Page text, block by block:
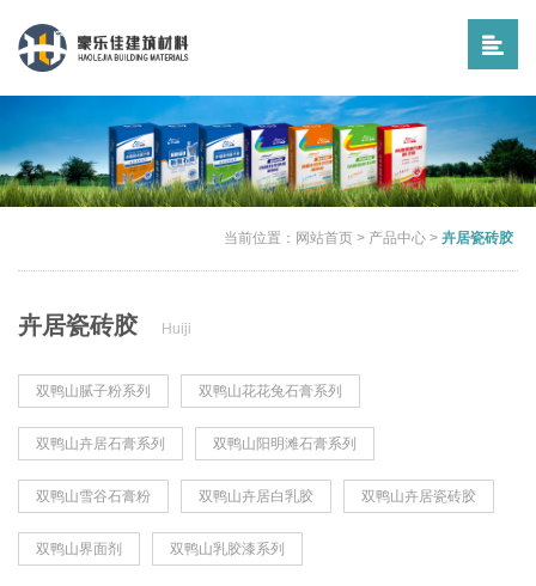
当前位置： 网站首页 > 产品中心 > 卉居瓷砖胶
卉居瓷砖胶 Huiji
双鸭山腻子粉系列 双鸭山花花兔石膏系列
双鸭山卉居石膏系列 双鸭山阳明滩石膏系列
双鸭山雪谷石膏粉 双鸭山卉居白乳胶 双鸭山卉居瓷砖胶
双鸭山界面剂 双鸭山乳胶漆系列